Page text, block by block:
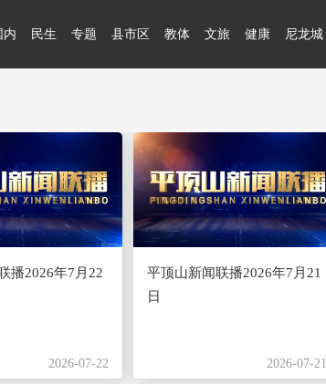
内 民生 专题 县市区 教体 文旅 健康 尼龙城
播2026年7月22
2026-07-22
平顶山新闻联播2026年7月21
日
2026-07-21